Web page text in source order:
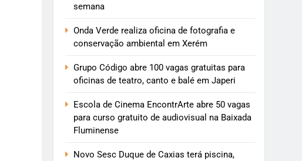
semana
Onda Verde realiza oficina de fotografia e
conservação ambiental em Xerém
Grupo Código abre 100 vagas gratuitas para
oficinas de teatro, canto e balé em Japeri
Escola de Cinema EncontrArte abre 50 vagas
para curso gratuito de audiovisual na Baixada
Fluminense
Novo Sesc Duque de Caxias terá piscina,